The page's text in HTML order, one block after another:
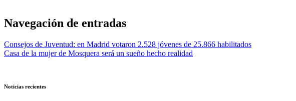
Navegación de entradas
Consejos de Juventud: en Madrid votaron 2.528 jóvenes de 25.866 habilitados
Casa de la mujer de Mosquera será un sueño hecho realidad
Noticias recientes